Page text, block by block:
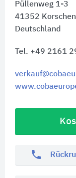
Püllenweg 1-3
41352
Deutschland
Tel. +49 2161
phone